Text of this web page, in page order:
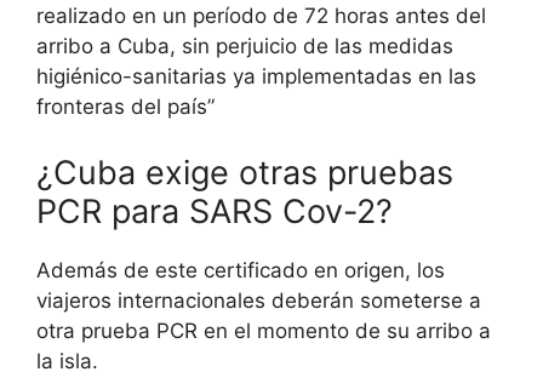
realizado en un período de 72 horas antes del
arribo a Cuba, sin perjuicio de las medidas
higiénico-sanitarias ya implementadas en las
fronteras del país”
¿Cuba exige otras pruebas
PCR para SARS Cov-2?
Además de este certificado en origen, los
viajeros internacionales deberán someterse a
otra prueba PCR en el momento de su arribo a
la isla.